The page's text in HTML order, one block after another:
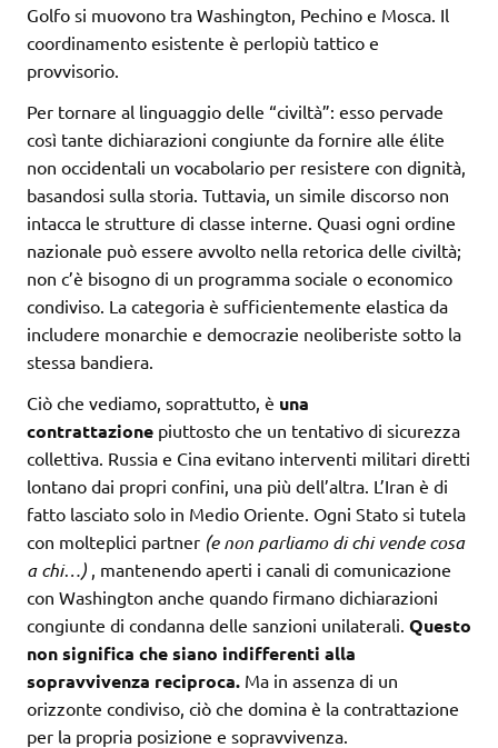
Golfo si muovono tra Washington, Pechino e Mosca. Il
coordinamento esistente è perlopiù tattico e
provvisorio.
Per tornare al linguaggio delle “civiltà”: esso pervade
così tante dichiarazioni congiunte da fornire alle élite
non occidentali un vocabolario per resistere con dignità,
basandosi sulla storia. Tuttavia, un simile discorso non
intacca le strutture di classe interne. Quasi ogni ordine
nazionale può essere avvolto nella retorica delle civiltà;
non c’è bisogno di un programma sociale o economico
condiviso. La categoria è sufficientemente elastica da
includere monarchie e democrazie neoliberiste sotto la
stessa bandiera.
Ciò che vediamo, soprattutto, è una
contrattazione piuttosto che un tentativo di sicurezza
collettiva. Russia e Cina evitano interventi militari diretti
lontano dai propri confini, una più dell’altra. L’Iran è di
fatto lasciato solo in Medio Oriente. Ogni Stato si tutela
con molteplici partner (e non parliamo di chi vende cosa
a chi…) , mantenendo aperti i canali di comunicazione
con Washington anche quando firmano dichiarazioni
congiunte di condanna delle sanzioni unilaterali. Questo
non significa che siano indifferenti alla
sopravvivenza reciproca. Ma in assenza di un
orizzonte condiviso, ciò che domina è la contrattazione
per la propria posizione e sopravvivenza.